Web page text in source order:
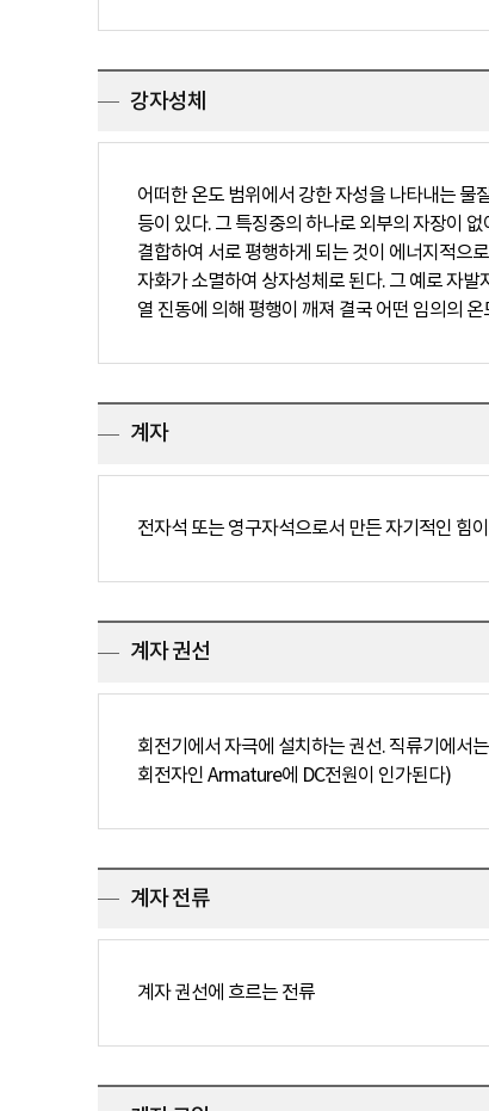
강자성체
어떠한 온도 범위에서 강한 자성을 나타내는 물
등이 있다. 그 특징중의 하나로 외부의 자장이
결합하여 서로 평행하게 되는 것이 에너지적으
자화가 소멸하여 상자성체로 된다. 그 예로 자
열 진동에 의해 평행이 깨져 결국 어떤 임의의
계자
전자석 또는 영구자석으로서 만든 자기적인 힘
계자 권선
회전기에서 자극에 설치하는 권선. 직류기에서
회전자인 Armature에 DC전원이 인가된다)
계자 전류
계자 권선에 흐르는 전류